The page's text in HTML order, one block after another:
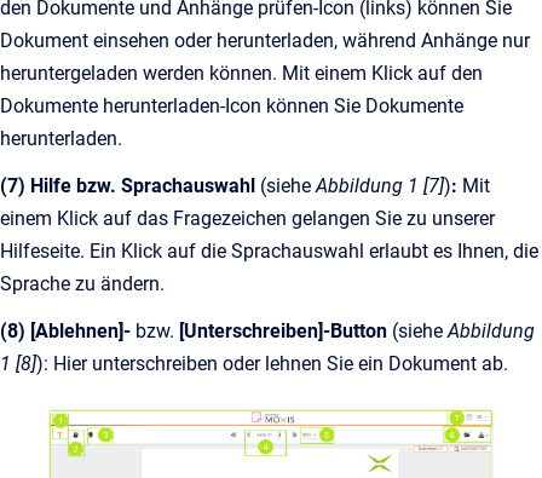
den Dokumente und Anhänge prüfen-Icon (links) können Sie
Dokument einsehen oder herunterladen, während Anhänge nur
heruntergeladen werden können. Mit einem Klick auf den
Dokumente herunterladen-Icon können Sie Dokumente
herunterladen.
(7) Hilfe bzw. Sprachauswahl (sieheAbbildung 1 [7]): Mit
einem Klick auf das Fragezeichen gelangen Sie zu unserer
Hilfeseite. Ein Klick auf die Sprachauswahl erlaubt es Ihnen, die
Sprache zu ändern.
(8) [Ablehnen]- bzw. [Unterschreiben]-Button (sieheAbbildung
1 [8]): Hier unterschreiben oder lehnen Sie ein Dokument ab.